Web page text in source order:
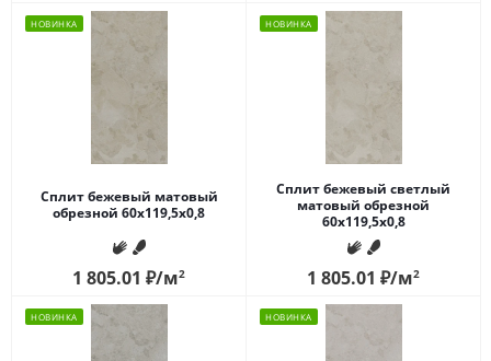
НОВИНКА
Сплит бежевый матовый
обрезной 60x119,5x0,8
1 805.01 ₽/м2
НОВИНКА
Сплит бежевый светлый
матовый обрезной
60x119,5x0,8
1 805.01 ₽/м2
НОВИНКА НОВИНКА